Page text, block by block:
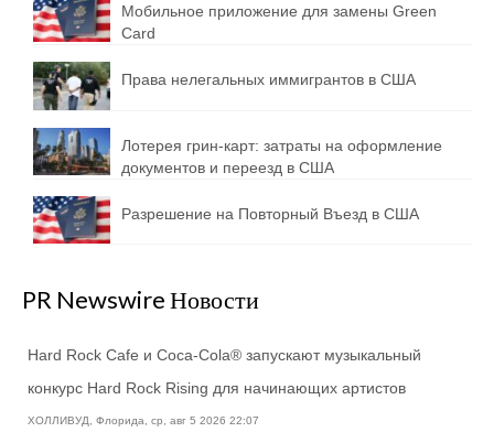
Мобильное приложение для замены Green
Card
Права нелегальных иммигрантов в США
Лотерея грин-карт: затраты на оформление
документов и переезд в США
Разрешение на Повторный Въезд в США
PR Newswire Новости
Hard Rock Cafe и Coca-Cola® запускают музыкальный
конкурс Hard Rock Rising для начинающих артистов
ХОЛЛИВУД, Флорида, ср, авг 5 2026 22:07